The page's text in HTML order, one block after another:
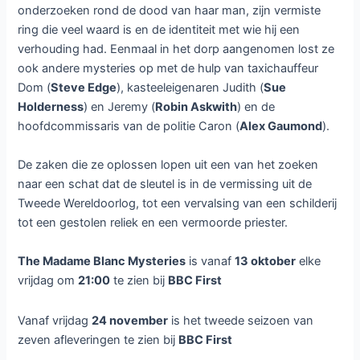
onderzoeken rond de dood van haar man, zijn vermiste
ring die veel waard is en de identiteit met wie hij een
verhouding had. Eenmaal in het dorp aangenomen lost ze
ook andere mysteries op met de hulp van taxichauffeur
Dom (Steve Edge), kasteeleigenaren Judith (Sue
Holderness) en Jeremy (Robin Askwith) en de
hoofdcommissaris van de politie Caron (Alex Gaumond).
De zaken die ze oplossen lopen uit een van het zoeken
naar een schat dat de sleutel is in de vermissing uit de
Tweede Wereldoorlog, tot een vervalsing van een schilderij
tot een gestolen reliek en een vermoorde priester.
The Madame Blanc Mysteries is vanaf13 oktober elke
vrijdag om21:00 te zien bij BBC First
Vanaf vrijdag24 november is het tweede seizoen van
zeven afleveringen te zien bij BBC First